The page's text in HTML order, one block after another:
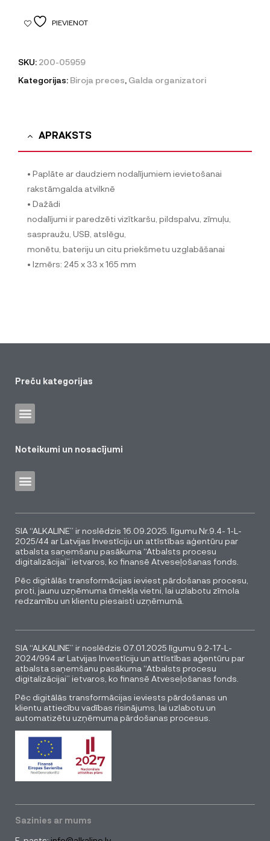
PIEVIENOT
SKU: 200-05959
Kategorijas: Biroja preces, Galda organizatori
APRAKSTS
• Paplāte ar daudziem nodalījumiem ievietošanai
rakstāmgalda atvilknē
• Dažādi
nodalījumi ir paredzēti vizītkaršu, pildspalvu, zīmuļu,
saspraužu, USB, atslēgu,
monētu, bateriju un citu priekšmetu uzglabāšanai
• Izmērs: 245 x 33 x 165 mm
Preču kategorijas
Noteikumi un nosacījumi
SIA “ALKALINE” ir noslēdzis 16.09.2025. līgumu Nr.9.4- 1-L-
2025/44 ar Latvijas Investīciju un attīstības aģentūru par
atbalsta saņemšanu pasākuma “Atbalsts procesu
digitalizācijai” ietvaros, ko finansē Atveseļošanas fonds.
Pēc digitālās transformācijas ieviest pārdošanas procesu,
proti, jaunu uzņēmuma tīmekļa vietni, lai uzlabotu zīmola
redzamību un klientu piesaisti uzņēmumā.
SIA “ALKALINE” ir noslēdzis 07.01.2025 līgumu 9.2-17-L-
2024/994 ar Latvijas Investīciju un attīstības aģentūru par
atbalsta saņemšanu pasākuma “Atbalsts procesu
digitalizācijai” ietvaros, ko finansē Atveseļošanas fonds.
Pēc digitālās transformācijas ieviests pārdošanas un
klientu attiecību vadības risinājums, lai uzlabotu un
automatizētu uzņēmuma pārdošanas procesus.
Sazinies ar mums